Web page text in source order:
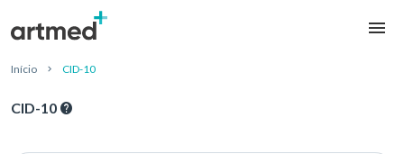
Início CID-10
CID-10